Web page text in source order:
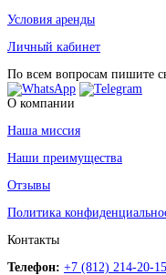
Условия аренды
Личный кабинет
По всем вопросам пишите
О компании
Наша миссия
Наши преимущества
Отзывы
Политика
Контакты
Телефон: +7 (812) 214-20-15